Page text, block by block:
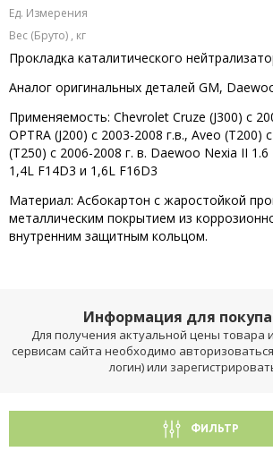
Ед. Измерения
Вес (Бруто) , кг
Прокладка каталитического
Аналог оригинальных деталей GM,
Применяемость: Chevrolet Cruze (J300) с
OPTRA (J200) с 2003-2008 г.в., Aveo (T200)
(T250) с 2006-2008 г. в. Daewoo Nexia II 1.6
1,4L F14D3 и 1,6L F16D3
Материал: Асбокартон с жаростойкой
металлическим покрытием из
внутренним защитным кольцом.
Информация для
Для получения актуальной цены товара
сервисам сайта необходимо
логин) или
ФИЛЬТР